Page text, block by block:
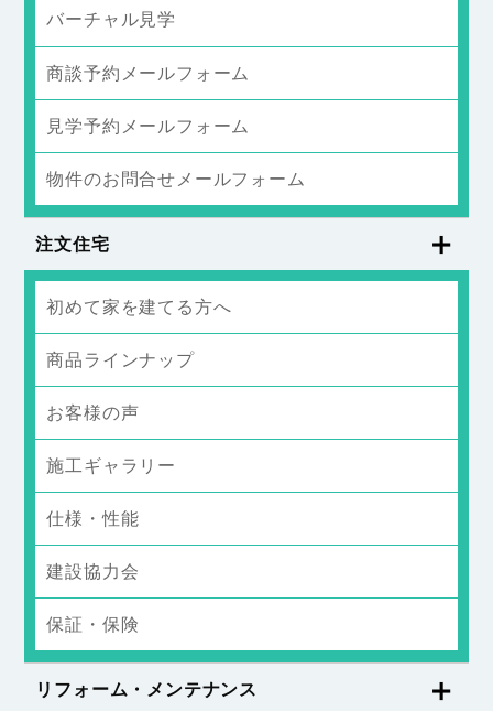
バーチャル見学
商談予約メールフォーム
見学予約メールフォーム
物件のお問合せメールフォーム
注文住宅
初めて家を建てる方へ
商品ラインナップ
お客様の声
施工ギャラリー
仕様・性能
建設協力会
保証・保険
リフォーム・メンテナンス